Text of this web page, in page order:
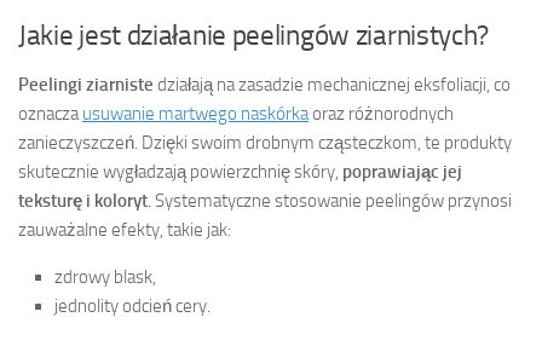
Jakie jest działanie peelingów ziarnistych?
Peelingi ziarniste działają na zasadzie mechanicznej eksfoliacji, co
oznaczausuwanie martwego naskórkaoraz różnorodnych
zanieczyszczeń. Dzięki swoim drobnym cząsteczkom, te produkty
skutecznie wygładzają powierzchnię skóry, poprawiając jej
teksturę i koloryt. Systematyczne stosowanie peelingów przynosi
zauważalne efekty, takie jak:
zdrowy blask,
jednolity odcień cery.